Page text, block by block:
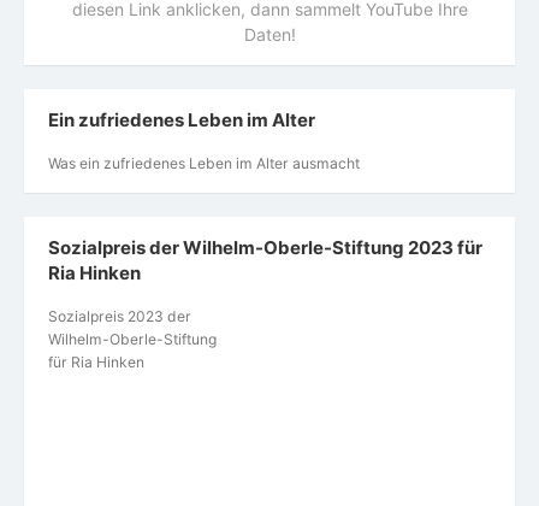
diesen Link anklicken, dann sammelt YouTube Ihre
Daten!
Ein zufriedenes Leben im Alter
Was ein zufriedenes Leben im Alter ausmacht
Sozialpreis der Wilhelm-Oberle-Stiftung 2023 für
Ria Hinken
Sozialpreis 2023 der
Wilhelm-Oberle-Stiftung
für Ria Hinken